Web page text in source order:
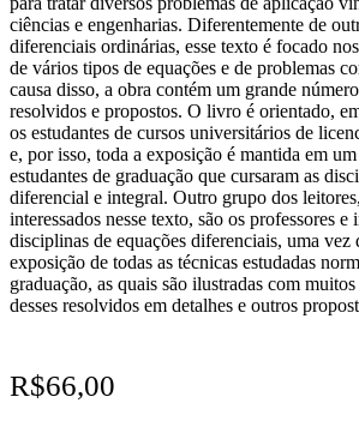
ciências e engenharias. Diferentemente de
diferenciais ordinárias, esse texto é focado
de vários tipos de equações e de problemas
causa disso, a obra contém um grande
resolvidos e propostos. O livro é orientado,
os estudantes de cursos universitários de
e, por isso, toda a exposição é mantida em
estudantes de graduação que cursaram as
diferencial e integral. Outro grupo dos
interessados nesse texto, são os professores e
disciplinas de equações diferenciais, uma vez
exposição de todas as técnicas estudadas
graduação, as quais são ilustradas com
desses resolvidos em detalhes e outros
R$66,00